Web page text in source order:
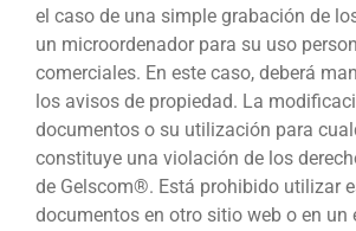
el caso de una simple grabación de
un microordenador para su uso
comerciales. En este caso, deberá
los avisos de propiedad. La
documentos o su utilización para
constituye una violación de los
de Gelscom®. Está prohibido utilizar
documentos en otro sitio web o en un